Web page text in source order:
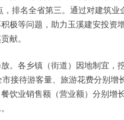
排名全省第三。通过对建筑
极等问题，助力玉溪建安投资
献。
。各乡镇（街道）因地制宜，
接待游客量、旅游花费分别
饮业销售额（营业额）分别增